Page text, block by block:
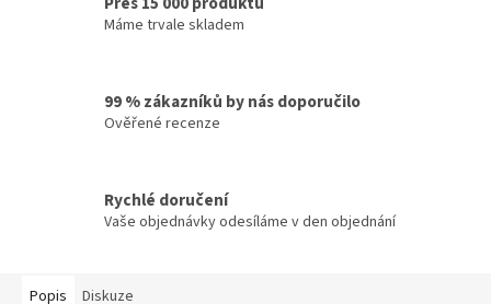
Máme trvale skladem
99 % zákazníků by nás doporučilo
Ověřené recenze
Rychlé doručení
Vaše objednávky odesíláme v den objednání
Popis Diskuze